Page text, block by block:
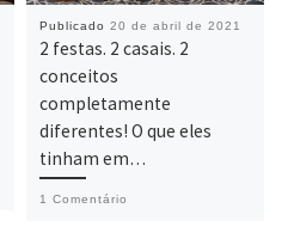
Publicado20 de abril de 2021
2 festas. 2 casais. 2
conceitos
completamente
diferentes! O que eles
tinham em…
1 Comentário